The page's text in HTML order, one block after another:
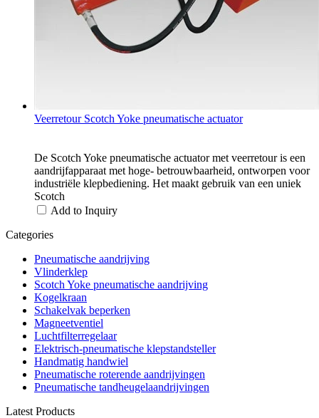
Veerretour Scotch Yoke pneumatische actuator
De Scotch Yoke pneumatische actuator met veerretour is een
aandrijfapparaat met hoge- betrouwbaarheid, ontworpen voor
industriële klepbediening. Het maakt gebruik van een uniek
Scotch
Add to Inquiry
Categories
Pneumatische aandrijving
Vlinderklep
Scotch Yoke pneumatische aandrijving
Kogelkraan
Schakelvak beperken
Magneetventiel
Luchtfilterregelaar
Elektrisch-pneumatische klepstandsteller
Handmatig handwiel
Pneumatische roterende aandrijvingen
Pneumatische tandheugelaandrijvingen
Latest Products